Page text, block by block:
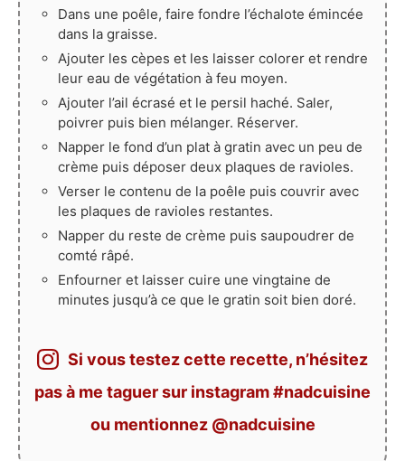
Dans une poêle, faire fondre l’échalote émincée
dans la graisse.
Ajouter les cèpes et les laisser colorer et rendre
leur eau de végétation à feu moyen.
Ajouter l’ail écrasé et le persil haché. Saler,
poivrer puis bien mélanger. Réserver.
Napper le fond d’un plat à gratin avec un peu de
crème puis déposer deux plaques de ravioles.
Verser le contenu de la poêle puis couvrir avec
les plaques de ravioles restantes.
Napper du reste de crème puis saupoudrer de
comté râpé.
Enfourner et laisser cuire une vingtaine de
minutes jusqu’à ce que le gratin soit bien doré.
Si vous testez cette recette, n’hésitez
pas à me taguer sur instagram #nadcuisine
ou mentionnez @nadcuisine